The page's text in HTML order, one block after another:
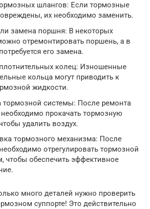
шлангов: Если тормозные
их необходимо заменить.
замена поршня: В некоторых
отремонтировать поршень, а в
его замена.
колец: Изношенные
кольца могут приводить к
жидкости.
тормозной системы: После ремонта
необходимо прокачать тормозную
удалить воздух.
тормозного механизма: После
отрегулировать тормозной
чтобы обеспечить эффективное
много деталей нужно проверить
суппорте! Это действительно